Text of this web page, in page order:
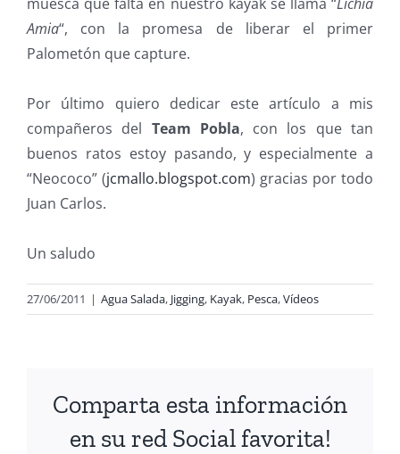
Amia“, con la promesa de liberar el primer
Palometón que capture.
Por último quiero dedicar este artículo a mis
compañeros del Team Pobla, con los que tan
buenos ratos estoy pasando, y especialmente a
“Neococo” (jcmallo.blogspot.com) gracias por todo
Juan Carlos.
Un saludo
27/06/2011 | Agua Salada, Jigging, Kayak, Pesca,Vídeos
Comparta esta información
en su red Social favorita!